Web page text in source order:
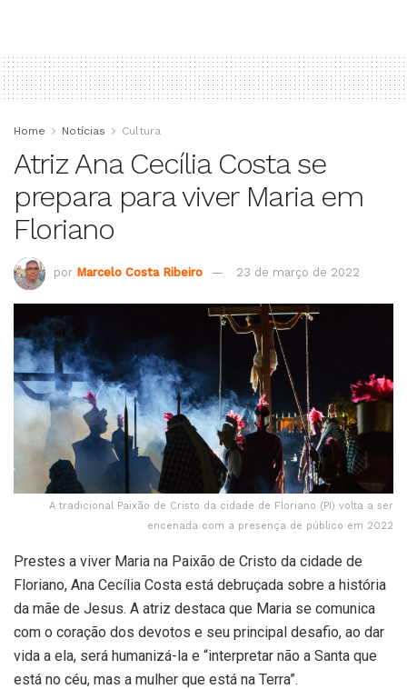
Home Notícias Cultura
Atriz Ana Cecília Costa se
prepara para viver Maria em
Floriano
por Marcelo Costa Ribeiro 23 de março de 2022
A tradicional Paixão de Cristo da cidade de Floriano (PI) volta a ser
encenada com a presença de público em 2022
Prestes a viver Maria na Paixão de Cristo da cidade de
Floriano, Ana Cecília Costa está debruçada sobre a história
da mãe de Jesus. A atriz destaca que Maria se comunica
com o coração dos devotos e seu principal desafio, ao dar
vida a ela, será humanizá-la e “interpretar não a Santa que
está no céu, mas a mulher que está na Terra”.